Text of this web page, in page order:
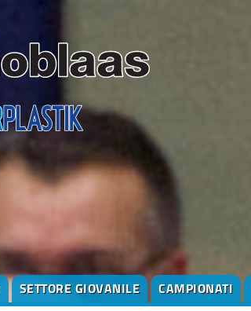
SETTORE GIOVANILE CAMPIONATI